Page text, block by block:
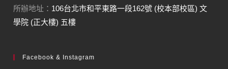
所辦地址： 106台北市和平東路一段162號 (校本部校區) 文
學院 (正大樓) 五樓
Facebook & Instagram